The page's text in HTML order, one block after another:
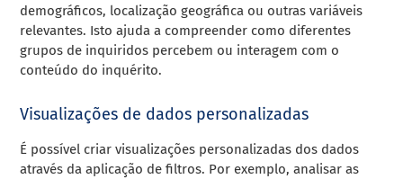
demográficos, localização geográfica ou outras variáveis
relevantes. Isto ajuda a compreender como diferentes
grupos de inquiridos percebem ou interagem com o
conteúdo do inquérito.
Visualizações de dados personalizadas
É possível criar visualizações personalizadas dos dados
através da aplicação de filtros. Por exemplo, analisar as